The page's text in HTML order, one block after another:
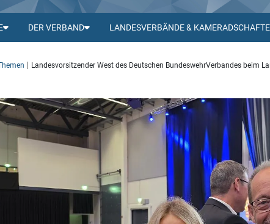
DER VERBAND LANDESVERBÄNDE &
Landesvorsitzender West des Deutschen BundeswehrVerbandes beim